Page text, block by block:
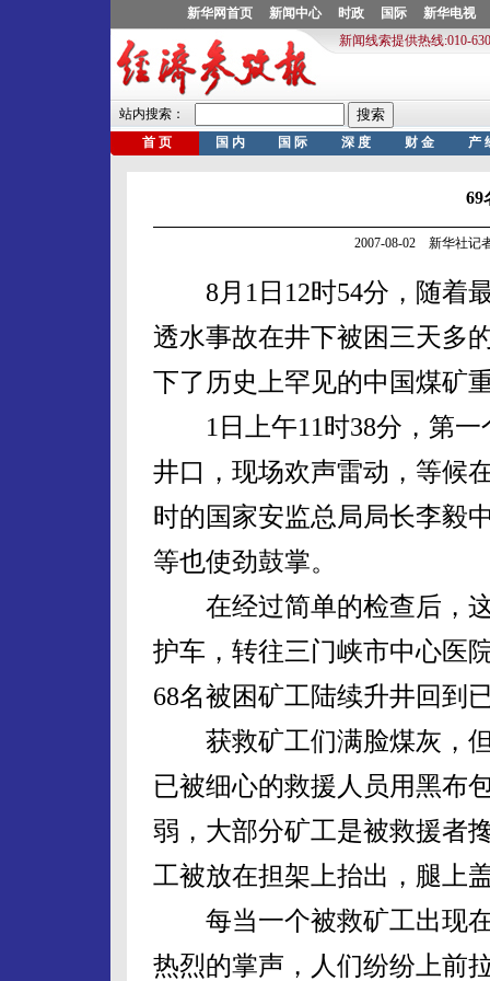
69
2007-08-02 新华社记
8月1日12时54分，随着最
透水事故在井下被困三天多
下了历史上罕见的中国煤矿
1日上午11时38分，第一
井口，现场欢声雷动，等候
时的国家安监总局局长李毅
等也使劲鼓掌。
在经过简单的检查后，这
护车，转往三门峡市中心医
68名被困矿工陆续升井回到
获救矿工们满脸煤灰，但
已被细心的救援人员用黑布
弱，大部分矿工是被救援者
工被放在担架上抬出，腿上
每当一个被救矿工出现在
热烈的掌声，人们纷纷上前